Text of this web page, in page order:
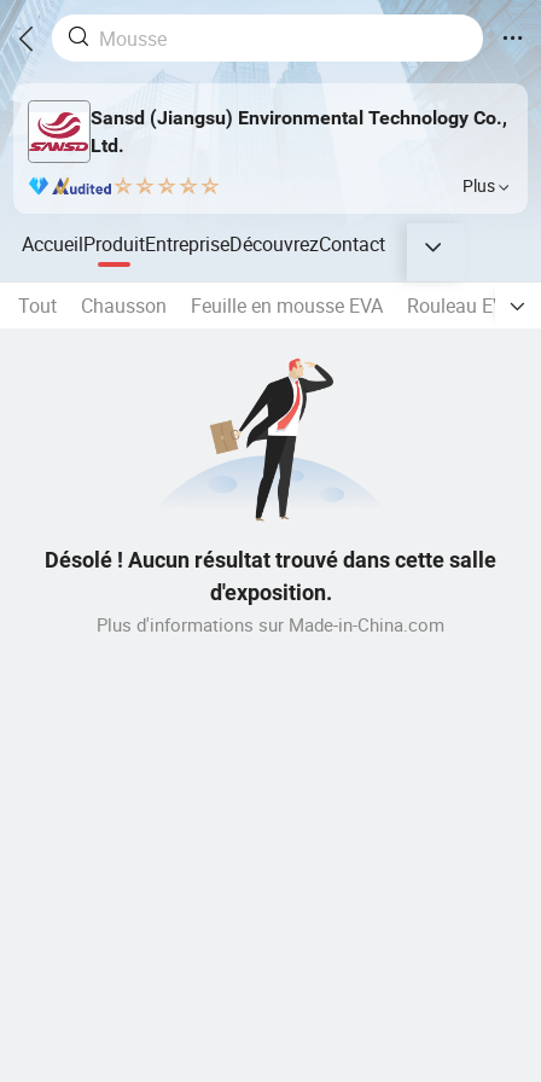
Sansd (Jiangsu) Environmental Technology Co.,
Ltd.
Plus
AccueilProduitEntrepriseDécouvrezContact
Tout Chausson Feuille en mousse EVA Rouleau EVA
Désolé ! Aucun résultat trouvé dans cette salle
d'exposition.
Plus d'informations sur Made-in-China.com